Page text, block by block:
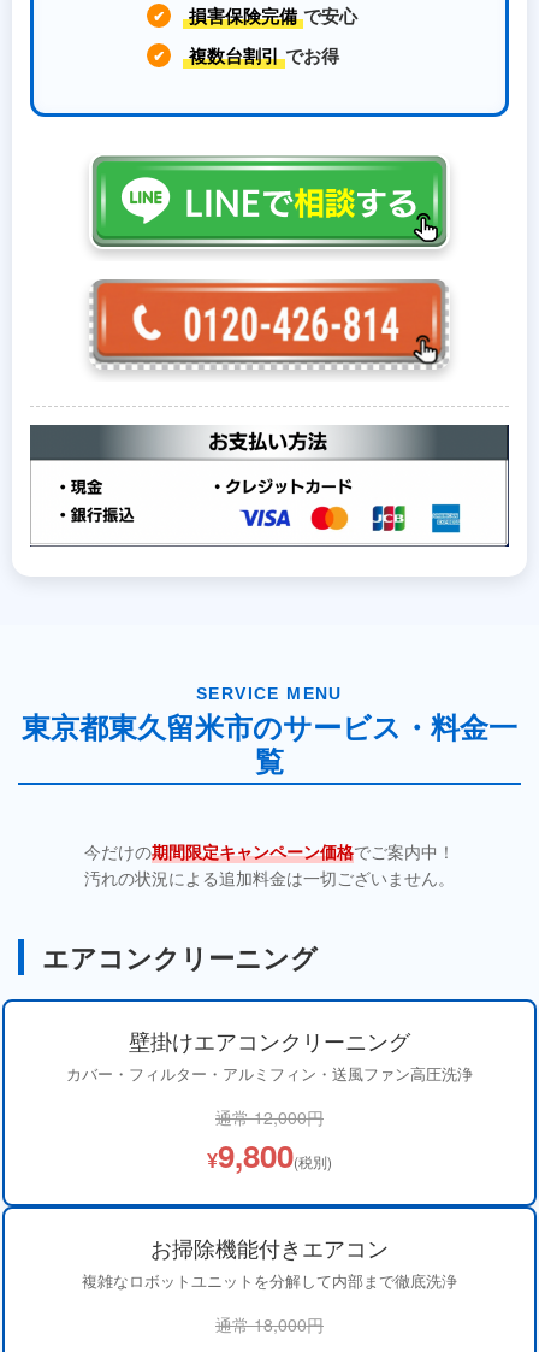
✔ 損害保険完備 で安心
✔ 複数台割引 でお得
SERVICE MENU
東京都東久留米市のサービス・料金一
覧
今だけの期間限定キャンペーン価格でご案内中！
汚れの状況による追加料金は一切ございません。
エアコンクリーニング
壁掛けエアコンクリーニング
カバー・フィルター・アルミフィン・送風ファン高圧洗浄
通常 12,000円
¥9,800(税別)
お掃除機能付きエアコン
複雑なロボットユニットを分解して内部まで徹底洗浄
通常 18,000円